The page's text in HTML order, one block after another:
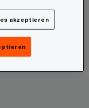
akzeptieren